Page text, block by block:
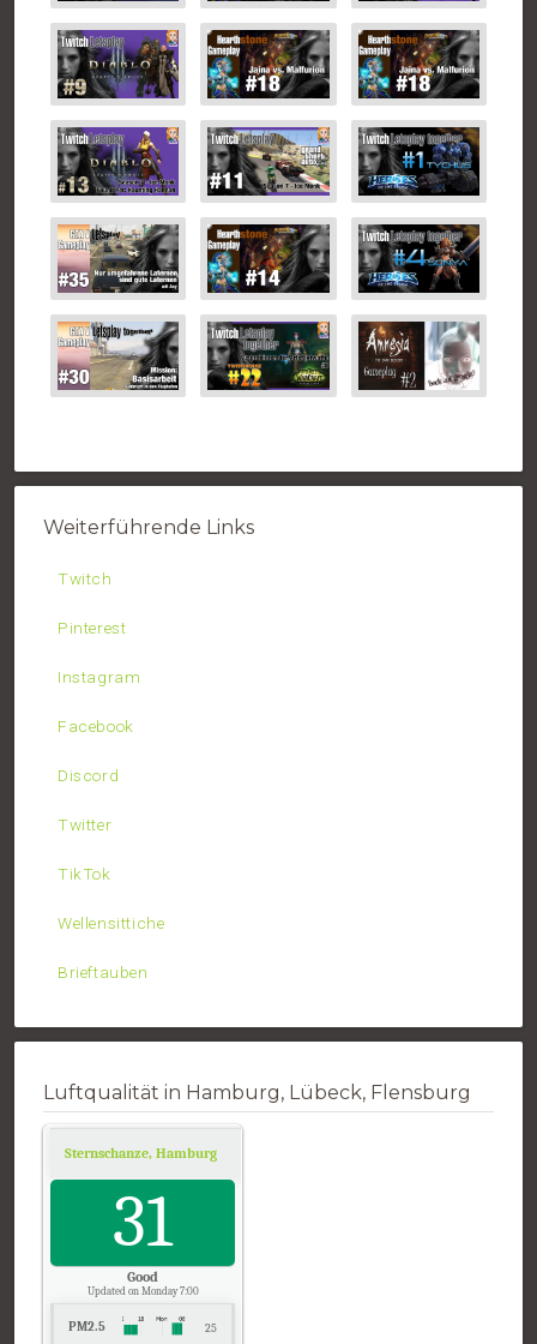
Weiterführende Links
Twitch
Pinterest
Instagram
Facebook
Discord
Twitter
TikTok
Wellensittiche
Brieftauben
Luftqualität in Hamburg, Lübeck, Flensburg
Sternschanze, Hamburg
31
Good
Updated on Monday 7:00
PM2.5 25